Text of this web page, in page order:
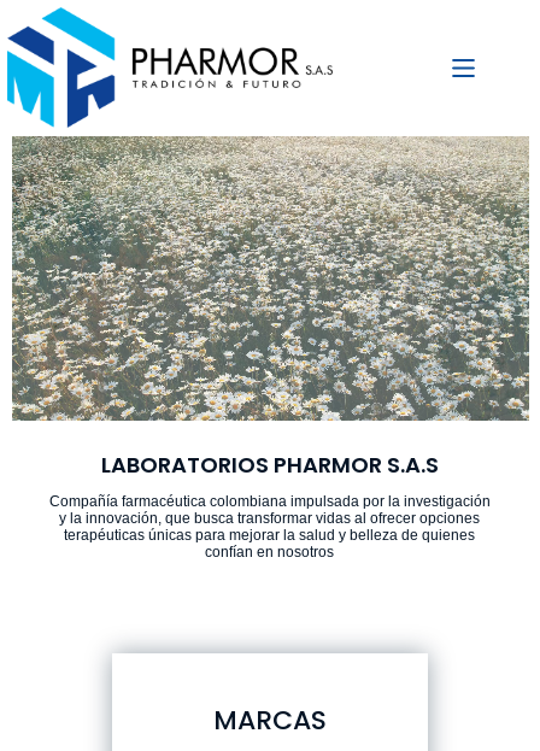
Inicio
LABORATORIOS PHARMOR S.A.S
Compañía farmacéutica colombiana impulsada por la investigación
y la innovación, que busca transformar vidas al ofrecer opciones
terapéuticas únicas para mejorar la salud y belleza de quienes
confían en nosotros
MARCAS